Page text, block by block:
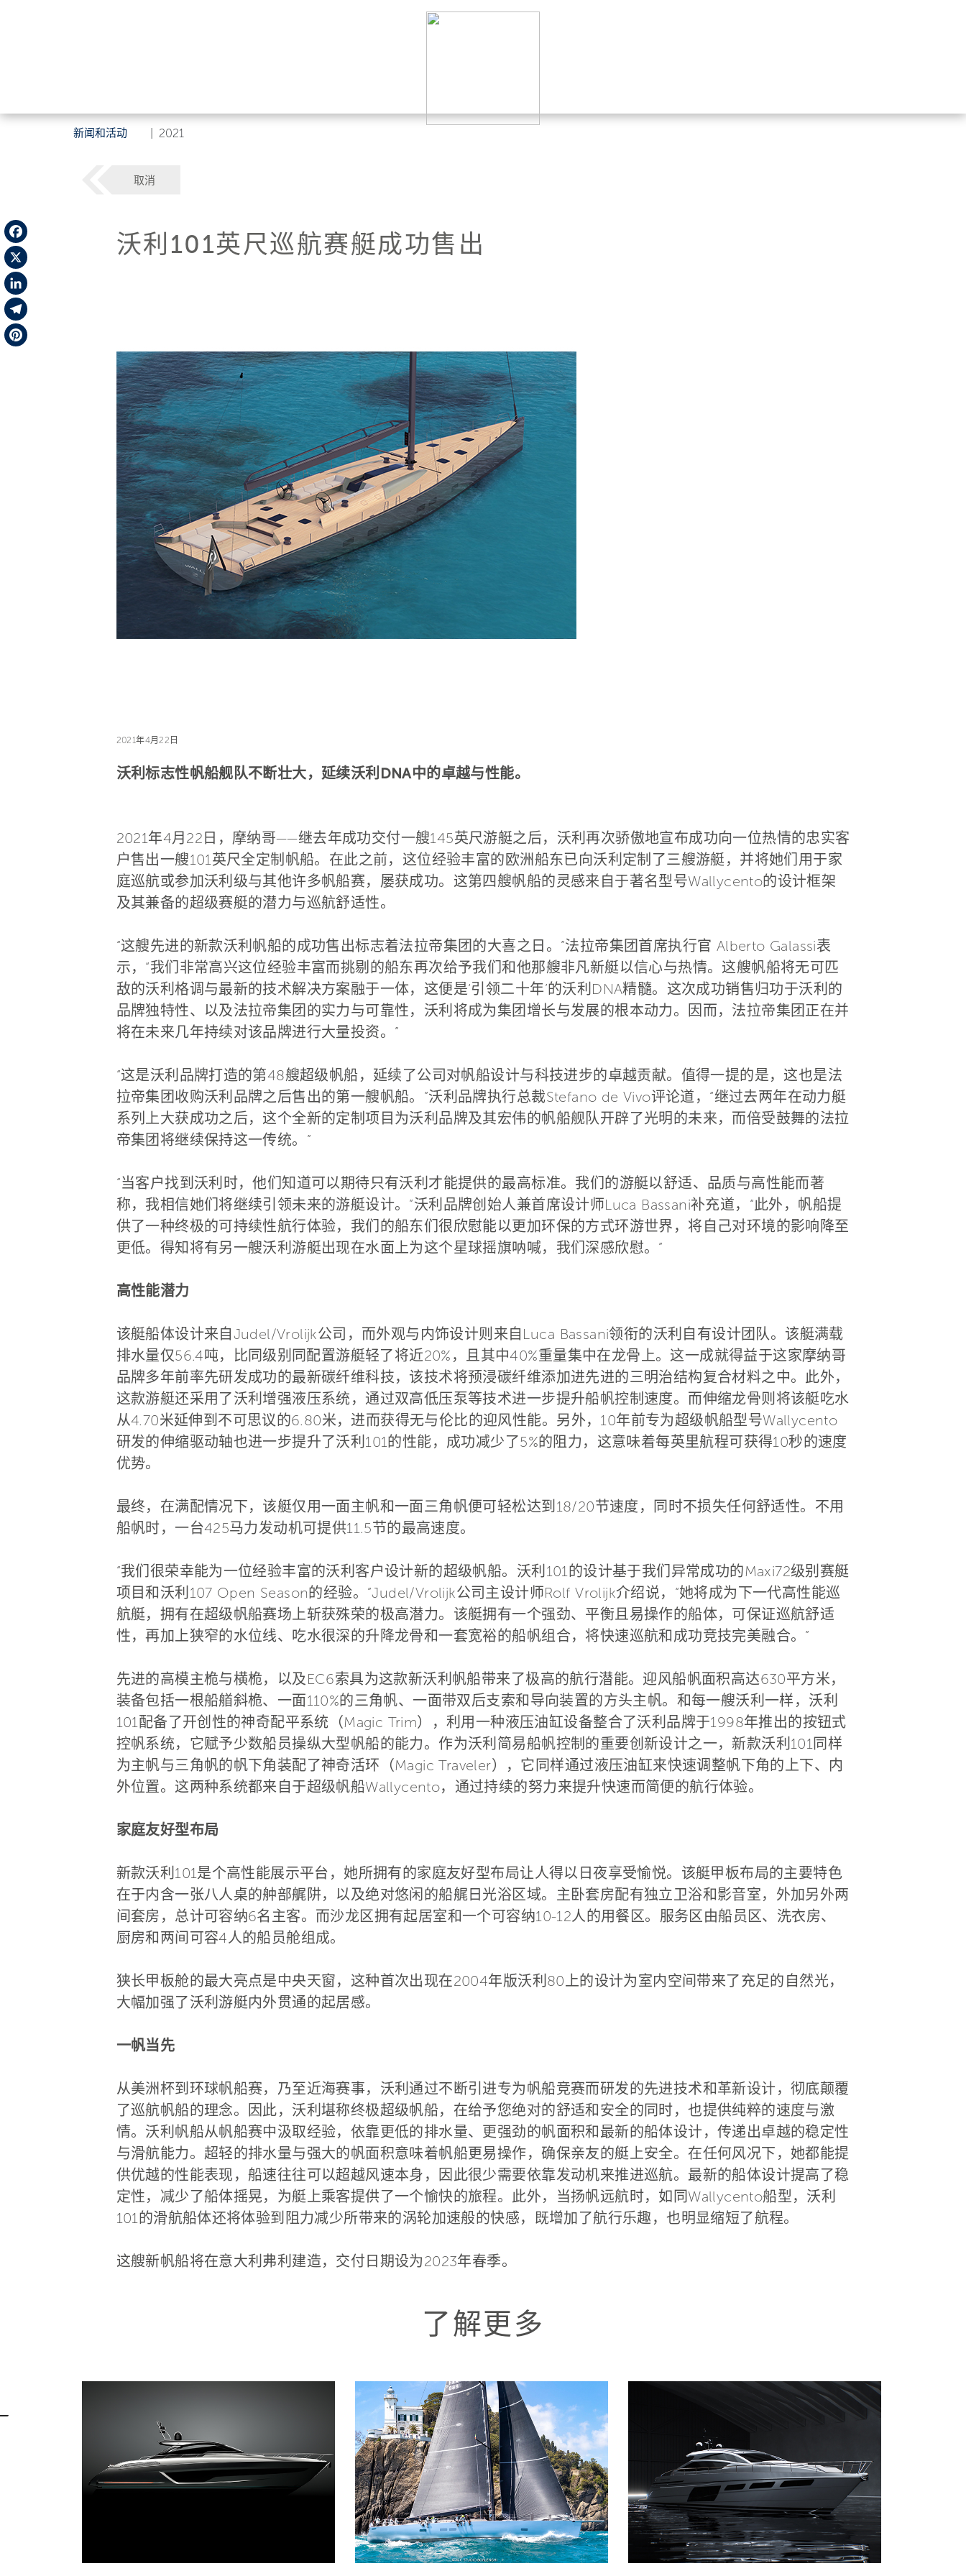
新闻和活动 2021
Facebook
X
LinkedIn
Telegram
取消
沃利101英尺巡航赛艇成功售出
2021年4月22日
沃利标志性帆船舰队不断壮大，延续沃利DNA中的卓越与性能。
2021年4月22日，摩纳哥——继去年成功交付一艘145英尺游艇之后，沃利再次骄傲地宣布成功向一位热情的忠实客
户售出一艘101英尺全定制帆船。在此之前，这位经验丰富的欧洲船东已向沃利定制了三艘游艇，并将她们用于家
庭巡航或参加沃利级与其他许多帆船赛，屡获成功。这第四艘帆船的灵感来自于著名型号Wallycento的设计框架
及其兼备的超级赛艇的潜力与巡航舒适性。
“这艘先进的新款沃利帆船的成功售出标志着法拉帝集团的大喜之日。”法拉帝集团首席执行官 Alberto Galassi表
示，“我们非常高兴这位经验丰富而挑剔的船东再次给予我们和他那艘非凡新艇以信心与热情。这艘帆船将无可匹
敌的沃利格调与最新的技术解决方案融于一体，这便是‘引领二十年’的沃利DNA精髓。这次成功销售归功于沃利的
品牌独特性、以及法拉帝集团的实力与可靠性，沃利将成为集团增长与发展的根本动力。因而，法拉帝集团正在并
将在未来几年持续对该品牌进行大量投资。”
“这是沃利品牌打造的第48艘超级帆船，延续了公司对帆船设计与科技进步的卓越贡献。值得一提的是，这也是法
拉帝集团收购沃利品牌之后售出的第一艘帆船。”沃利品牌执行总裁Stefano de Vivo评论道，“继过去两年在动力艇
系列上大获成功之后，这个全新的定制项目为沃利品牌及其宏伟的帆船舰队开辟了光明的未来，而倍受鼓舞的法拉
帝集团将继续保持这一传统。”
“当客户找到沃利时，他们知道可以期待只有沃利才能提供的最高标准。我们的游艇以舒适、品质与高性能而著
称，我相信她们将继续引领未来的游艇设计。”沃利品牌创始人兼首席设计师Luca Bassani补充道，“此外，帆船提
供了一种终极的可持续性航行体验，我们的船东们很欣慰能以更加环保的方式环游世界，将自己对环境的影响降至
更低。得知将有另一艘沃利游艇出现在水面上为这个星球摇旗呐喊，我们深感欣慰。”
高性能潜力
该艇船体设计来自Judel/Vrolijk公司，而外观与内饰设计则来自Luca Bassani领衔的沃利自有设计团队。该艇满载
排水量仅56.4吨，比同级别同配置游艇轻了将近20%，且其中40%重量集中在龙骨上。这一成就得益于这家摩纳哥
品牌多年前率先研发成功的最新碳纤维科技，该技术将预浸碳纤维添加进先进的三明治结构复合材料之中。此外，
这款游艇还采用了沃利增强液压系统，通过双高低压泵等技术进一步提升船帆控制速度。而伸缩龙骨则将该艇吃水
从4.70米延伸到不可思议的6.80米，进而获得无与伦比的迎风性能。另外，10年前专为超级帆船型号Wallycento
研发的伸缩驱动轴也进一步提升了沃利101的性能，成功减少了5%的阻力，这意味着每英里航程可获得10秒的速度
优势。
最终，在满配情况下，该艇仅用一面主帆和一面三角帆便可轻松达到18/20节速度，同时不损失任何舒适性。不用
船帆时，一台425马力发动机可提供11.5节的最高速度。
“我们很荣幸能为一位经验丰富的沃利客户设计新的超级帆船。沃利101的设计基于我们异常成功的Maxi72级别赛艇
项目和沃利107 Open Season的经验。”Judel/Vrolijk公司主设计师Rolf Vrolijk介绍说，“她将成为下一代高性能巡
航艇，拥有在超级帆船赛场上斩获殊荣的极高潜力。该艇拥有一个强劲、平衡且易操作的船体，可保证巡航舒适
性，再加上狭窄的水位线、吃水很深的升降龙骨和一套宽裕的船帆组合，将快速巡航和成功竞技完美融合。”
先进的高模主桅与横桅，以及EC6索具为这款新沃利帆船带来了极高的航行潜能。迎风船帆面积高达630平方米，
装备包括一根船艏斜桅、一面110%的三角帆、一面带双后支索和导向装置的方头主帆。和每一艘沃利一样，沃利
101配备了开创性的神奇配平系统（Magic Trim），利用一种液压油缸设备整合了沃利品牌于1998年推出的按钮式
控帆系统，它赋予少数船员操纵大型帆船的能力。作为沃利简易船帆控制的重要创新设计之一，新款沃利101同样
为主帆与三角帆的帆下角装配了神奇活环（Magic Traveler），它同样通过液压油缸来快速调整帆下角的上下、内
外位置。这两种系统都来自于超级帆船Wallycento，通过持续的努力来提升快速而简便的航行体验。
家庭友好型布局
新款沃利101是个高性能展示平台，她所拥有的家庭友好型布局让人得以日夜享受愉悦。该艇甲板布局的主要特色
在于内含一张八人桌的舯部艉阱，以及绝对悠闲的船艉日光浴区域。主卧套房配有独立卫浴和影音室，外加另外两
间套房，总计可容纳6名主客。而沙龙区拥有起居室和一个可容纳10-12人的用餐区。服务区由船员区、洗衣房、
厨房和两间可容4人的船员舱组成。
狭长甲板舱的最大亮点是中央天窗，这种首次出现在2004年版沃利80上的设计为室内空间带来了充足的自然光，
大幅加强了沃利游艇内外贯通的起居感。
一帆当先
从美洲杯到环球帆船赛，乃至近海赛事，沃利通过不断引进专为帆船竞赛而研发的先进技术和革新设计，彻底颠覆
了巡航帆船的理念。因此，沃利堪称终极超级帆船，在给予您绝对的舒适和安全的同时，也提供纯粹的速度与激
情。沃利帆船从帆船赛中汲取经验，依靠更低的排水量、更强劲的帆面积和最新的船体设计，传递出卓越的稳定性
与滑航能力。超轻的排水量与强大的帆面积意味着帆船更易操作，确保亲友的艇上安全。在任何风况下，她都能提
供优越的性能表现，船速往往可以超越风速本身，因此很少需要依靠发动机来推进巡航。最新的船体设计提高了稳
定性，减少了船体摇晃，为艇上乘客提供了一个愉快的旅程。此外，当扬帆远航时，如同Wallycento船型，沃利
101的滑航船体还将体验到阻力减少所带来的涡轮加速般的快感，既增加了航行乐趣，也明显缩短了航程。
这艘新帆船将在意大利弗利建造，交付日期设为2023年春季。
了解更多